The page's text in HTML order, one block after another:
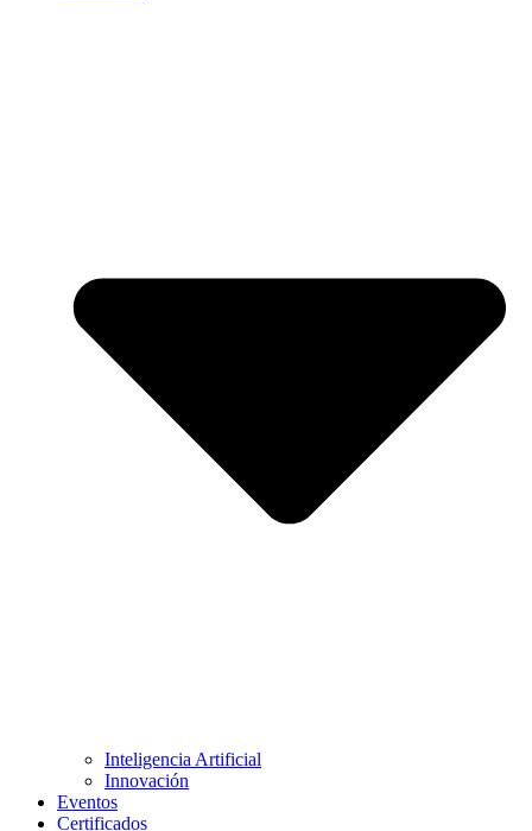
Inteligencia Artificial
Innovación
Eventos
Certificados